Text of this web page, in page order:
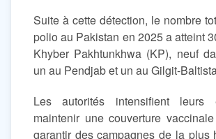
Suite à cette détection, le nombre
polio au Pakistan en 2025 a atteint
Khyber Pakhtunkhwa (KP), neuf
un au Pendjab et un au Gilgit-
Les autorités intensifient leurs
maintenir une couverture
garantir des campagnes de la plus